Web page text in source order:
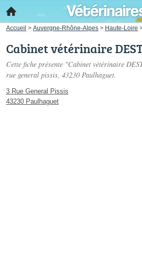
Accueil > Auvergne-Rhône-Alpes > Haute-Loire
Cabinet vétérinaire
Cette fiche présente "Cabinet vétérinaire
rue general pissis, 43230 Paulhaguet.
3 Rue General Pissis
43230 Paulhaguet